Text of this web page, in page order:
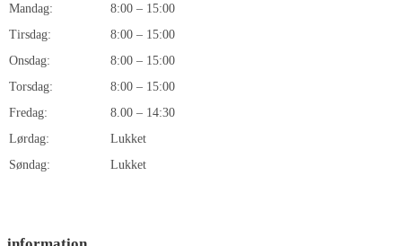
Mandag:
8:00 – 15:00
Tirsdag:
8:00 – 15:00
Onsdag:
8:00 – 15:00
Torsdag:
8:00 – 15:00
Fredag:
8.00 – 14:30
Lørdag:
Lukket
Søndag:
Lukket